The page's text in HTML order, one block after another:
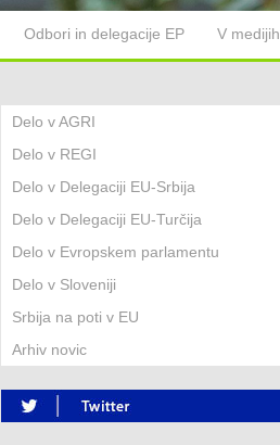
Odbori in delegacije EP V medijih
Delo v AGRI
Delo v REGI
Delo v Delegaciji EU-Srbija
Delo v Delegaciji EU-Turčija
Delo v Evropskem parlamentu
Delo v Sloveniji
Srbija na poti v EU
Arhiv novic